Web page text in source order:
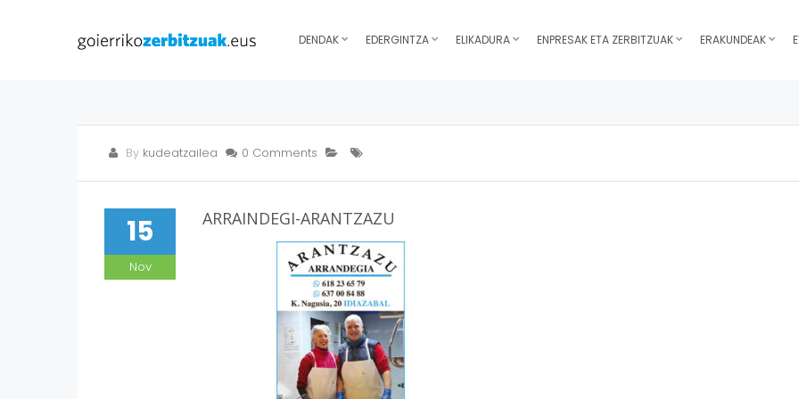
DENDAK EDERGINTZA ELIKADURA ENPRESAK ETA ZERBITZUAK ERAKUNDEAK
By kudeatzailea 0 Comments
15
Nov
ARRAINDEGI-ARANTZAZU